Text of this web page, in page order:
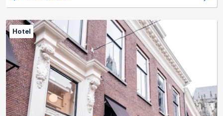
Hotel